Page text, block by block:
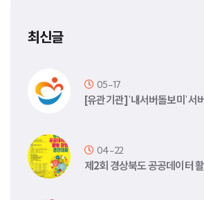
최신글
05-17
[유관기관] '내서버돌보미' 서
04-22
제2회 경상북도 공공데이터